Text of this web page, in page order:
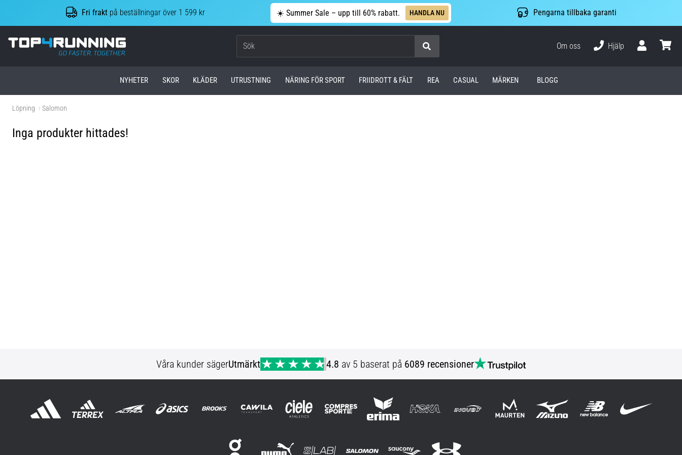
Fri frakt på beställningar över 1 599 kr ☀️ Summer Sale – upp till 60% rabatt. HANDLA NU Pengarna tillbaka garanti
Top4Running.se
Om oss
Hjälp
NYHETER SKOR KLÄDER UTRUSTNING NÄRING FÖR SPORT FRIIDROTT & FÄLT REA CASUAL MÄRKEN BLOGG
Löpning Salomon
Inga produkter hittades!
Våra kunder sägerUtmärkt 4.8 av 5 baserat på 6089 recensioner